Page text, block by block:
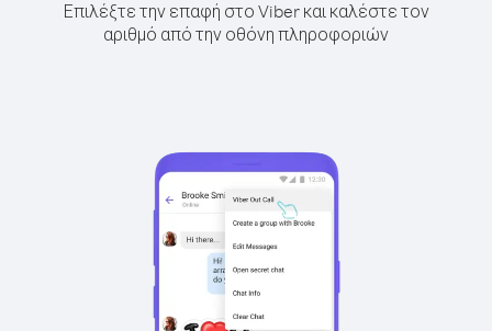
Επιλέξτε την επαφή στο Viber και καλέστε τον
αριθμό από την οθόνη πληροφοριών